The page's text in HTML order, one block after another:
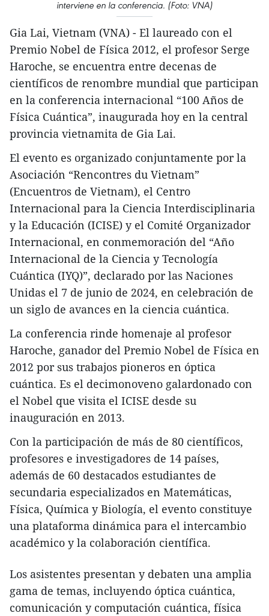
interviene en la conferencia. (Foto: VNA)
Gia Lai, Vietnam (VNA) - El laureado con el
Premio Nobel de Física 2012, el profesor Serge
Haroche, se encuentra entre decenas de
científicos de renombre mundial que participan
en la conferencia internacional “100 Años de
Física Cuántica”, inaugurada hoy en la central
provincia vietnamita de Gia Lai.
El evento es organizado conjuntamente por la
Asociación “Rencontres du Vietnam”
(Encuentros de Vietnam), el Centro
Internacional para la Ciencia Interdisciplinaria
y la Educación (ICISE) y el Comité Organizador
Internacional, en conmemoración del “Año
Internacional de la Ciencia y Tecnología
Cuántica (IYQ)”, declarado por las Naciones
Unidas el 7 de junio de 2024, en celebración de
un siglo de avances en la ciencia cuántica.
La conferencia rinde homenaje al profesor
Haroche, ganador del Premio Nobel de Física en
2012 por sus trabajos pioneros en óptica
cuántica. Es el decimonoveno galardonado con
el Nobel que visita el ICISE desde su
inauguración en 2013.
Con la participación de más de 80 científicos,
profesores e investigadores de 14 países,
además de 60 destacados estudiantes de
secundaria especializados en Matemáticas,
Física, Química y Biología, el evento constituye
una plataforma dinámica para el intercambio
académico y la colaboración científica.
Los asistentes presentan y debaten una amplia
gama de temas, incluyendo óptica cuántica,
comunicación y computación cuántica, física